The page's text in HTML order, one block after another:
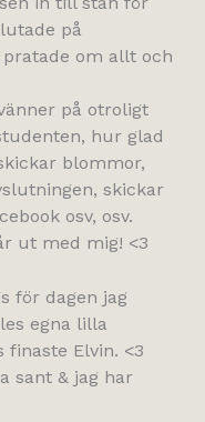
på
om allt och
på otroligt
hur glad
blommor,
skickar
osv, osv.
ut med mig! <3
för dagen jag
egna lilla
finaste Elvin. <3
sant & jag har